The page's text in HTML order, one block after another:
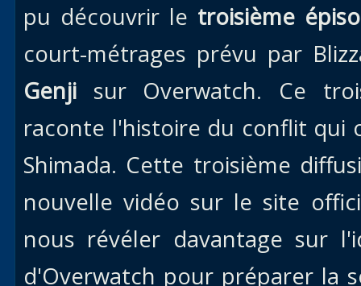
le vol
Uldum
Val
pu découvrir le troisième
court-métrages prévu par
Genji sur Overwatch. Ce
raconte l'histoire du conflit qui
Shimada. Cette troisième
nouvelle vidéo sur le site
nous révéler davantage sur
d'Overwatch pour préparer la